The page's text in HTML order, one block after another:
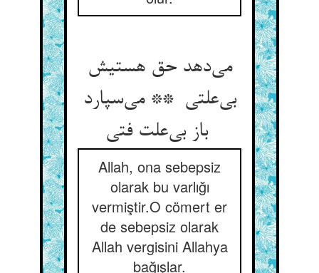
می‌دهد حق هستیش
بی‌علتی ** می‌سپارد
باز بی‌علت فتی
Allah, ona sebepsiz
olarak bu varlığı
vermiştir.O cömert er
de sebepsiz olarak
Allah vergisini Allahya
bağışlar.